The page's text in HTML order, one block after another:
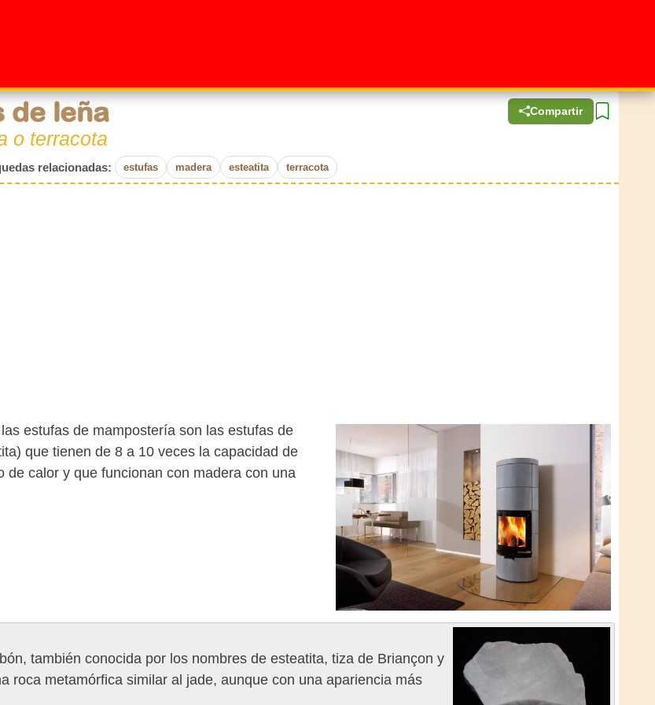
Compartir
de leña
o terracota
relacionadas: estufas madera esteatita terracota
estufas de mampostería son las estufas de
que tienen de 8 a 10 veces la capacidad de
de calor y que funcionan con madera con una
también conocida por los nombres de esteatita, tiza de Briançon y
roca metamórfica similar al jade, aunque con una apariencia más